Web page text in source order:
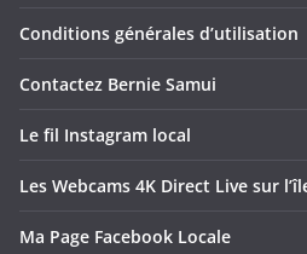
Conditions générales d’utilisation
Contactez Bernie Samui
Le fil Instagram local
Les Webcams 4K Direct Live sur
Ma Page Facebook Locale